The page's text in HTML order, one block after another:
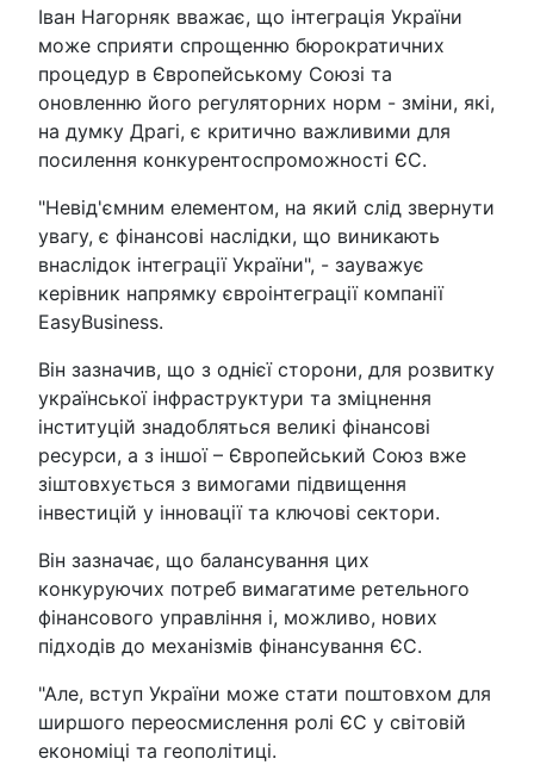
Іван Нагорняк вважає, що інтеграція України
може сприяти спрощенню бюрократичних
процедур в Європейському Союзі та
оновленню його регуляторних норм - зміни, які,
на думку Драгі, є критично важливими для
посилення конкурентоспроможності ЄС.
"Невід'ємним елементом, на який слід звернути
увагу, є фінансові наслідки, що виникають
внаслідок інтеграції України", - зауважує
керівник напрямку євроінтеграції компанії
EasyBusiness.
Він зазначив, що з однієї сторони, для розвитку
української інфраструктури та зміцнення
інституцій знадобляться великі фінансові
ресурси, а з іншої – Європейський Союз вже
зіштовхується з вимогами підвищення
інвестицій у інновації та ключові сектори.
Він зазначає, що балансування цих
конкуруючих потреб вимагатиме ретельного
фінансового управління і, можливо, нових
підходів до механізмів фінансування ЄС.
"Але, вступ України може стати поштовхом для
ширшого переосмислення ролі ЄС у світовій
економіці та геополітиці.